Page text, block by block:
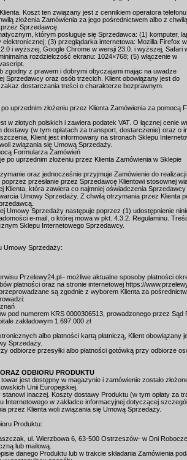
Koszt ten związany jest z cennikiem operatora telefonu
złożenia Zamówienia za jego pośrednictwem albo z chwilą
Sprzedawcę.
którym posługuje się Sprzedawca: (1) komputer,
(3) przeglądarka internetowa: Mozilla Firefox
i wyższej, Google Chrome w wersji 23.0. i wyższej, Safari
rozdzielczość ekranu: 1024×768; (5) włączenie w
zgodny z prawem i dobrymi obyczajami mając na uwadze
Sprzedawcy oraz osób trzecich. Klient obowiązany jest do
dostarczania treści o charakterze bezprawnym.
uprzednim złożeniu przez Klienta Zamówienia za pomocą
złotych polskich i zawiera podatek VAT. O łącznej cenie
(w tym opłatach za transport, dostarczenie) oraz o
Klient jest informowany na stronach Sklepu
związania się Umową Sprzedaży.
Formularza Zamówień
uprzednim złożeniu przez Klienta Zamówienia w Sklepie
oraz jednocześnie przyjmuje Zamówienie do realizacji.
przesłanie przez Sprzedawcę Klientowi stosownej
Klienta, która zawiera co najmniej oświadczenia Sprzedawcy
Umowy Sprzedaży. Z chwilą otrzymania przez Klienta
Umowy Sprzedaży następuje poprzez (1) udostępnienie
e-mail, o której mowa w pkt. 4.3.2. Regulaminu.
Sklepu Internetowego Sprzedawcy.
Umowy Sprzedaży:
Przelewy24.pl– możliwe aktualne sposoby płatności
płatności oraz na stronie internetowej https://
są zgodnie z wyborem Klienta za
pod numerem KRS 0000306513, prowadzonego przez Sąd
zakładowym 1.697.000 zł
albo płatności kartą płatniczą, Klient obowiązany
Sprzedaży.
odbiorze przesyłki albo płatności gotówką przy odbiorze
ODBIORU PRODUKTU
jest dostępny w magazynie i zamówienie zostało
Unii Europejskiej.
inaczej. Koszty dostawy Produktu (w tym opłaty za
w zakładce informacyjnej dotyczącej
przez Klienta woli związania się Umową Sprzedaży.
Produktu:
ul. Wierzbowa 6, 63-500 Ostrzeszów- w Dni
lub mailową.
danego Produktu lub w trakcie składania Zamówienia